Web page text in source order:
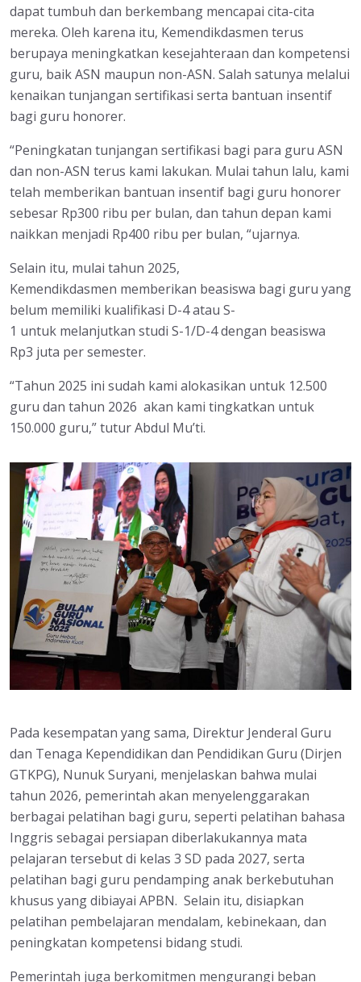
dapat tumbuh dan berkembang mencapai cita-cita
mereka. Oleh karena itu, Kemendikdasmen terus
berupaya meningkatkan kesejahteraan dan kompetensi
guru, baik ASN maupun non-ASN. Salah satunya melalui
kenaikan tunjangan sertifikasi serta bantuan insentif
bagi guru honorer.
“Peningkatan tunjangan sertifikasi bagi para guru ASN
dan non-ASN terus kami lakukan. Mulai tahun lalu, kami
telah memberikan bantuan insentif bagi guru honorer
sebesar Rp300 ribu per bulan, dan tahun depan kami
naikkan menjadi Rp400 ribu per bulan, “ujarnya.
Selain itu, mulai tahun 2025,
Kemendikdasmen memberikan beasiswa bagi guru yang
belum memiliki kualifikasi D-4 atau S-
1 untuk melanjutkan studi S-1/D-4 dengan beasiswa
Rp3 juta per semester.
“Tahun 2025 ini sudah kami alokasikan untuk 12.500
guru dan tahun 2026 akan kami tingkatkan untuk
150.000 guru,” tutur Abdul Mu’ti.
Pada kesempatan yang sama, Direktur Jenderal Guru
dan Tenaga Kependidikan dan Pendidikan Guru (Dirjen
GTKPG), Nunuk Suryani, menjelaskan bahwa mulai
tahun 2026, pemerintah akan menyelenggarakan
berbagai pelatihan bagi guru, seperti pelatihan bahasa
Inggris sebagai persiapan diberlakukannya mata
pelajaran tersebut di kelas 3 SD pada 2027, serta
pelatihan bagi guru pendamping anak berkebutuhan
khusus yang dibiayai APBN. Selain itu, disiapkan
pelatihan pembelajaran mendalam, kebinekaan, dan
peningkatan kompetensi bidang studi.
Pemerintah juga berkomitmen mengurangi beban